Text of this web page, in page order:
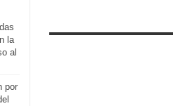
la
al
por